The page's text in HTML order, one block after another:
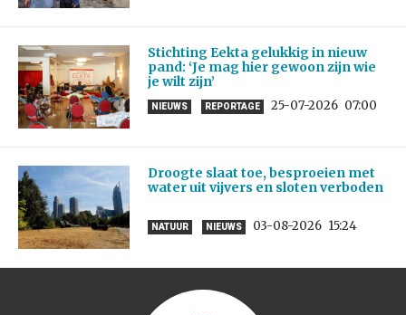
Stichting Eekta gelukkig in nieuw
pand: ‘Je mag hier gewoon zijn wie
je wilt zijn’
NIEUWS REPORTAGE 25-07-2026 07:00
Droogte slaat toe, besproeien met
water uit vijvers en sloten verboden
NATUUR NIEUWS 03-08-2026 15:24